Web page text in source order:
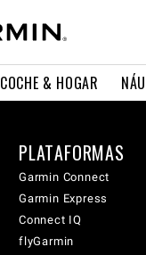
COCHE & HOGAR
PLATAFORMAS
Garmin Connect
Garmin Express
Connect IQ
flyGarmin